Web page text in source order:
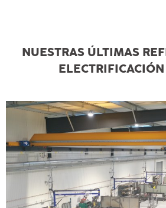
NUESTRAS ÚLTIMAS